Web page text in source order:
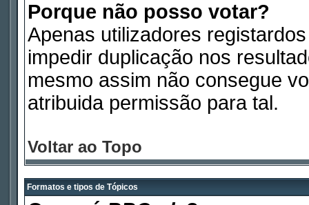
Porque não posso votar?
Apenas utilizadores
impedir duplicação nos
mesmo assim não consegue
atribuida permissão para tal.
Voltar ao Topo
Formatos e tipos de Tópicos